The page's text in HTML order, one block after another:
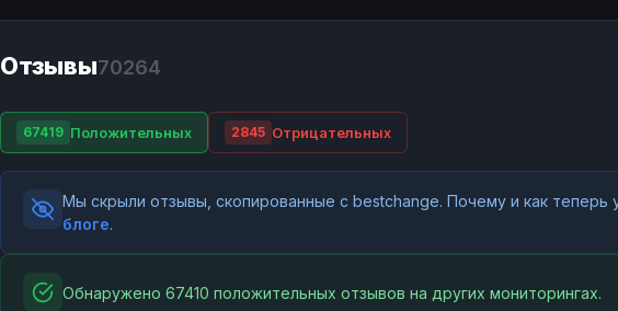
Отзывы70264
67419 Положительных 2845 Отрицательных
Мы скрыли отзывы, скопированные с bestchange. Почему и как
блоге.
Обнаружено 67410 положительных отзывов на других мониторингах.